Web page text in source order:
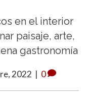
en el interior
paisaje, arte,
gastronomía
2022 | 0